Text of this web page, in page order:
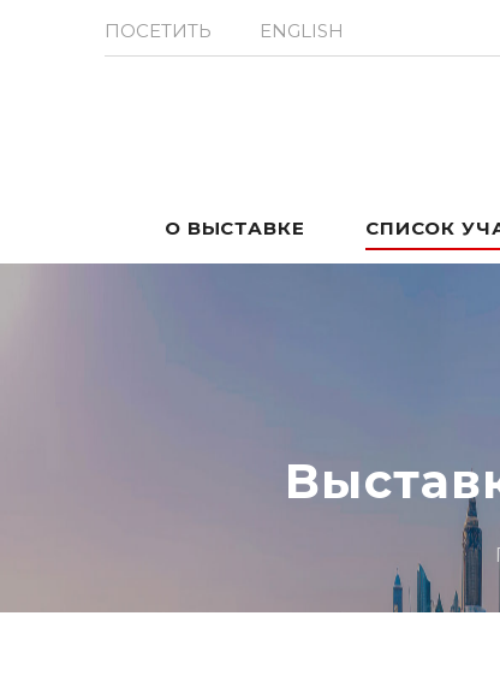
ПОСЕТИТЬ ENGLISH
О ВЫСТАВКЕ СПИСОК